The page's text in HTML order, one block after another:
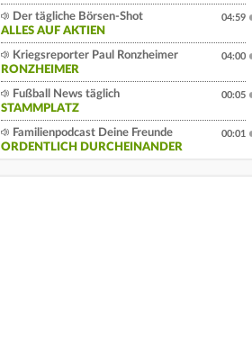
Der tägliche Börsen-Shot
ALLES AUF AKTIEN
04:59
Kriegsreporter Paul Ronzheimer
RONZHEIMER
04:00
Fußball News täglich
STAMMPLATZ
00:05
Familienpodcast Deine Freunde
ORDENTLICH DURCHEINANDER
00:01